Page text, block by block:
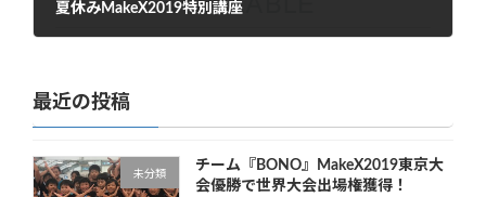
夏休みMakeX2019特別講座
最近の投稿
未分類
チーム『BONO』MakeX2019東京大
会優勝で世界大会出場権獲得！